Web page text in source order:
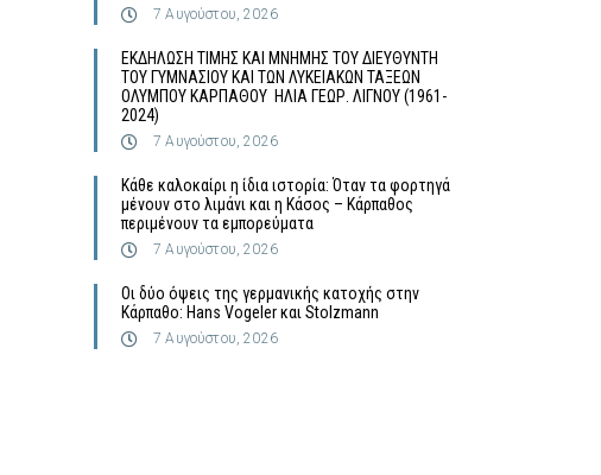
7 Αυγούστου, 2026
ΕΚΔΗΛΩΣΗ ΤΙΜΗΣ ΚΑΙ ΜΝΗΜΗΣ ΤΟΥ ΔΙΕΥΘΥΝΤΗ
ΤΟΥ ΓΥΜΝΑΣΙΟΥ ΚΑΙ ΤΩΝ ΛΥΚΕΙΑΚΩΝ ΤΑΞΕΩΝ
ΟΛΥΜΠΟΥ ΚΑΡΠΑΘΟΥ ΗΛΙΑ ΓΕΩΡ. ΛΙΓΝΟΥ (1961-
2024)
7 Αυγούστου, 2026
Κάθε καλοκαίρι η ίδια ιστορία: Όταν τα φορτηγά
μένουν στο λιμάνι και η Κάσος – Κάρπαθος
περιμένουν τα εμπορεύματα
7 Αυγούστου, 2026
Οι δύο όψεις της γερμανικής κατοχής στην
Κάρπαθο: Hans Vogeler και Stolzmann
7 Αυγούστου, 2026